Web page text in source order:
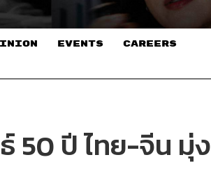
EVENTS CAREERS
50 ปี ไทย-จีน มุ่ง